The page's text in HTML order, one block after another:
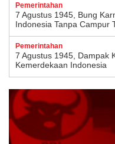
Pemerintahan
7 Agustus 1945, Bung
Indonesia Tanpa Campur
Pemerintahan
7 Agustus 1945, Dampak
Kemerdekaan Indonesia